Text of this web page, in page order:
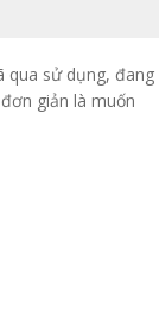
qua sử dụng, đang
giản là muốn